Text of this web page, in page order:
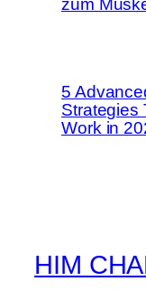
5
Strategies
Work in
HIM